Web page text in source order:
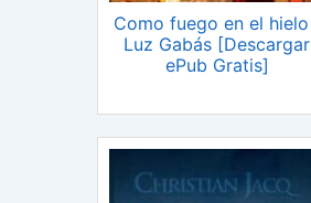
Como fuego en el hielo |
Luz Gabás [Descargar
ePub Gratis]